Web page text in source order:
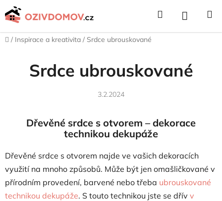
Přejít
na
Hledat NÁKUPNÍ
KOŠÍK
Domů
/ Inspirace a kreativita / Srdce ubrouskované
Srdce ubrouskované
3.2.2024
Dřevěné srdce s otvorem – dekorace
technikou dekupáže
Dřevěné srdce s otvorem najde ve vašich dekoracích
využití na mnoho způsobů. Může být jen omašličkované v
přírodním provedení, barvené nebo třeba ubrouskované
technikou dekupáže. S touto technikou jste se dřív v